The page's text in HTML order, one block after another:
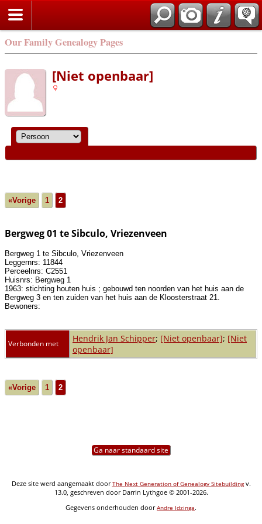
Our Family Genealogy Pages
[Niet openbaar]
«Vorige 1 2
Bergweg 01 te Sibculo, Vriezenveen
Bergweg 1 te Sibculo, Vriezenveen
Leggernrs: 11844
Perceelnrs: C2551
Huisnrs: Bergweg 1
1963: stichting houten huis ; gebouwd ten noorden van het huis aan de
Bergweg 3 en ten zuiden van het huis aan de Kloosterstraat 21.
Bewoners:
Verbonden met Hendrik Jan Schipper; [Niet openbaar]; [Niet
openbaar]
«Vorige 1 2
Ga naar standaard site
Deze site werd aangemaakt doorThe Next Generation of Genealogy Sitebuildingv.
13.0, geschreven door Darrin Lythgoe © 2001-2026.
Gegevens onderhouden doorAndre Idzinga.